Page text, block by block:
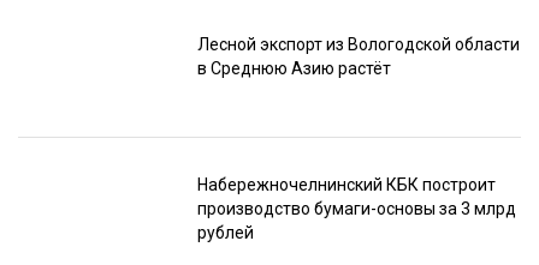
Лесной экспорт из Вологодской области
в Среднюю Азию растёт
Набережночелнинский КБК построит
производство бумаги-основы за 3 млрд
рублей